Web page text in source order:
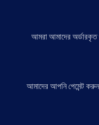
আমরা আমাদের অর্ডারকৃত
আমাদের আপনি পেমেন্ট করুন